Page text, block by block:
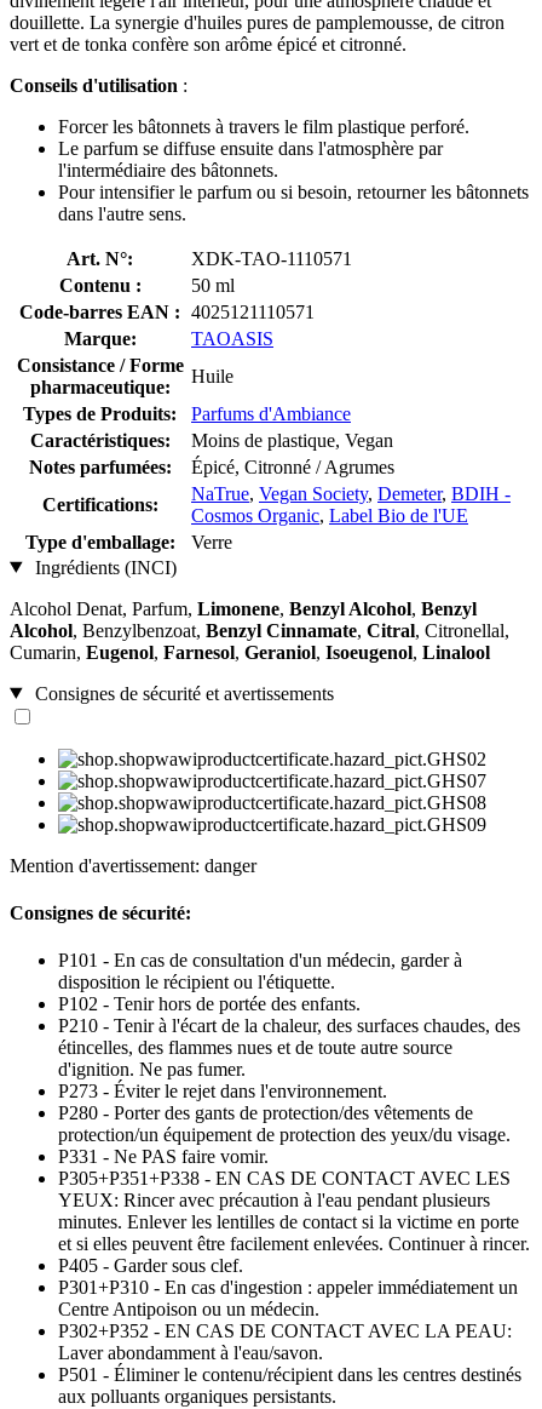
douillette. La synergie d'huiles pures de pamplemousse, de citron
vert et de tonka confère son arôme épicé et citronné.
Conseils d'utilisation :
Forcer les bâtonnets à travers le film plastique perforé.
Le parfum se diffuse ensuite dans l'atmosphère par
l'intermédiaire des bâtonnets.
Pour intensifier le parfum ou si besoin, retourner les bâtonnets
dans l'autre sens.
Art. N°:
XDK-TAO-1110571
Contenu :
50 ml
Code-barres EAN : 4025121110571
Marque:
TAOASIS
Consistance / Forme
pharmaceutique:
Huile
Types de Produits:
Parfums d'Ambiance
Caractéristiques:
Moins de plastique, Vegan
Notes parfumées:
Épicé, Citronné / Agrumes
Certifications:
NaTrue, Vegan Society, Demeter, BDIH -
Cosmos Organic, Label Bio de l'UE
Type d'emballage:
Verre
Ingrédients (INCI)
Alcohol Denat, Parfum, Limonene, Benzyl Alcohol, Benzyl
Alcohol, Benzylbenzoat, Benzyl Cinnamate, Citral, Citronellal,
Cumarin, Eugenol, Farnesol, Geraniol, Isoeugenol, Linalool
Consignes de sécurité et avertissements
Mention d'avertissement: danger
Consignes de sécurité:
P101 - En cas de consultation d'un médecin, garder à
disposition le récipient ou l'étiquette.
P102 - Tenir hors de portée des enfants.
P210 - Tenir à l'écart de la chaleur, des surfaces chaudes, des
étincelles, des flammes nues et de toute autre source
d'ignition. Ne pas fumer.
P273 - Éviter le rejet dans l'environnement.
P280 - Porter des gants de protection/des vêtements de
protection/un équipement de protection des yeux/du visage.
P331 - Ne PAS faire vomir.
P305+P351+P338 - EN CAS DE CONTACT AVEC LES
YEUX: Rincer avec précaution à l'eau pendant plusieurs
minutes. Enlever les lentilles de contact si la victime en porte
et si elles peuvent être facilement enlevées. Continuer à rincer.
P405 - Garder sous clef.
P301+P310 - En cas d'ingestion : appeler immédiatement un
Centre Antipoison ou un médecin.
P302+P352 - EN CAS DE CONTACT AVEC LA PEAU:
Laver abondamment à l'eau/savon.
P501 - Éliminer le contenu/récipient dans les centres destinés
aux polluants organiques persistants.